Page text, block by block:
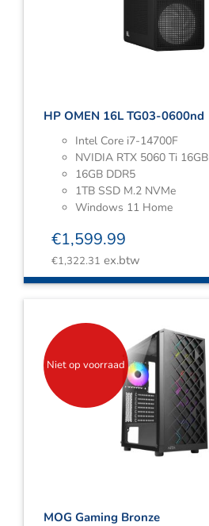
HP OMEN 16L TG03-0600nd
Intel Core i7-14700F
NVIDIA RTX 5060 Ti 16GB
16GB DDR5
1TB SSD M.2 NVMe
Windows 11 Home
€1,599.99
€1,322.31 ex.btw
Niet op voorraad
MOG Gaming Bronze